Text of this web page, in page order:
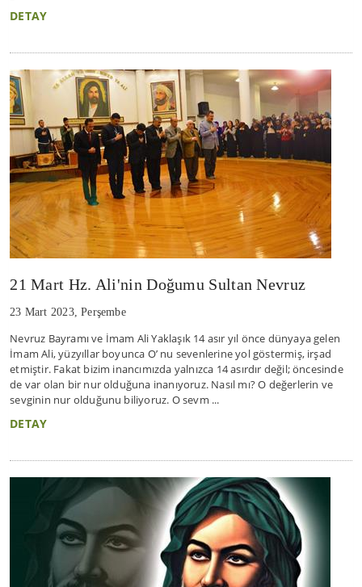
DETAY
21 Mart Hz. Ali'nin Doğumu Sultan Nevruz
23 Mart 2023, Perşembe
Nevruz Bayramı ve İmam Ali Yaklaşık 14 asır yıl önce dünyaya gelen
İmam Ali, yüzyıllar boyunca O’ nu sevenlerine yol göstermiş, irşad
etmiştir. Fakat bizim inancımızda yalnızca 14 asırdır değil; öncesinde
de var olan bir nur olduğuna inanıyoruz. Nasıl mı? O değerlerin ve
sevginin nur olduğunu biliyoruz. O sevm ...
DETAY